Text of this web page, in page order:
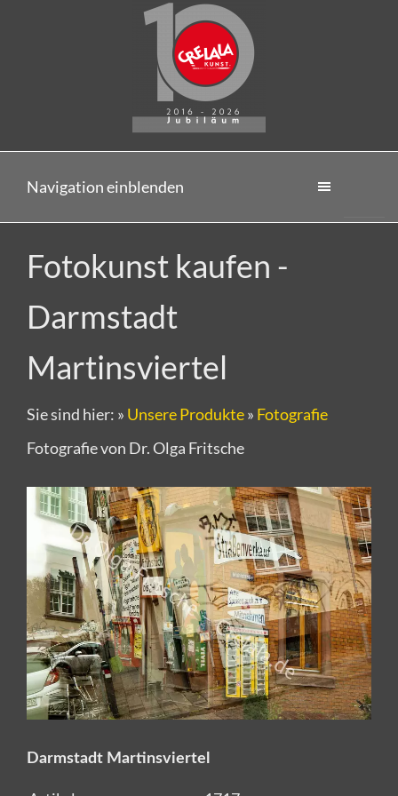
Navigation einblenden
Fotokunst kaufen -
Darmstadt
Martinsviertel
Sie sind hier: » Unsere Produkte» Fotografie
Fotografie von Dr. Olga Fritsche
Darmstadt Martinsviertel